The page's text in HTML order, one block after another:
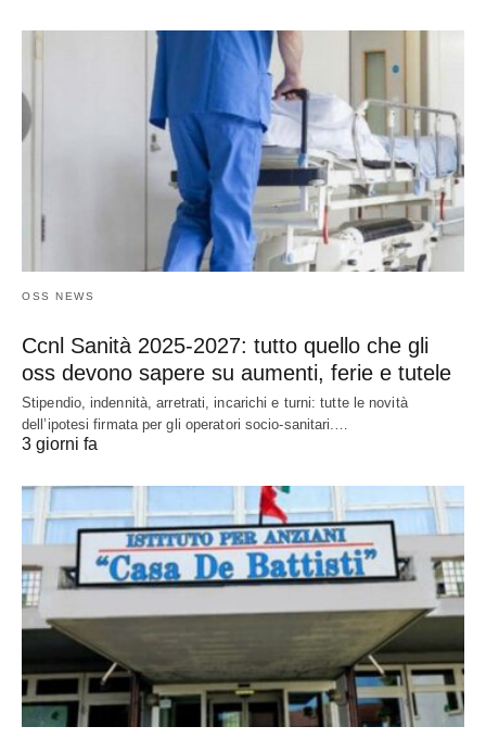
OSS NEWS
Ccnl Sanità 2025-2027: tutto quello che gli
oss devono sapere su aumenti, ferie e tutele
Stipendio, indennità, arretrati, incarichi e turni: tutte le novità
dell’ipotesi firmata per gli operatori socio-sanitari.…
3 giorni fa